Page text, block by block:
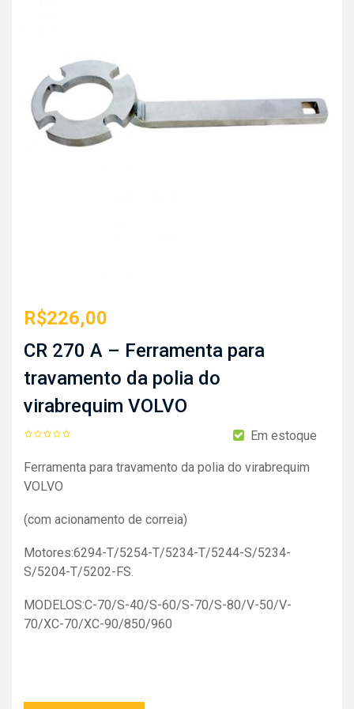
R$226,00
CR 270 A – Ferramenta para
travamento da polia do
virabrequim VOLVO
Em estoque
Ferramenta para travamento da polia do virabrequim
VOLVO
(com acionamento de correia)
Motores:6294-T/5254-T/5234-T/5244-S/5234-
S/5204-T/5202-FS.
MODELOS:C-70/S-40/S-60/S-70/S-80/V-50/V-
70/XC-70/XC-90/850/960